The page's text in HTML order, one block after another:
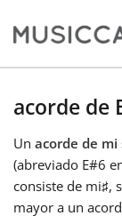
Dansk
acorde de
Un acorde de
(abreviado E#6
consiste de mi♯,
mayor a un